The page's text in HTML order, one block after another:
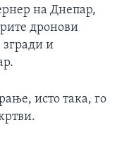
на Днепар,
дронови
згради и
исто така, го